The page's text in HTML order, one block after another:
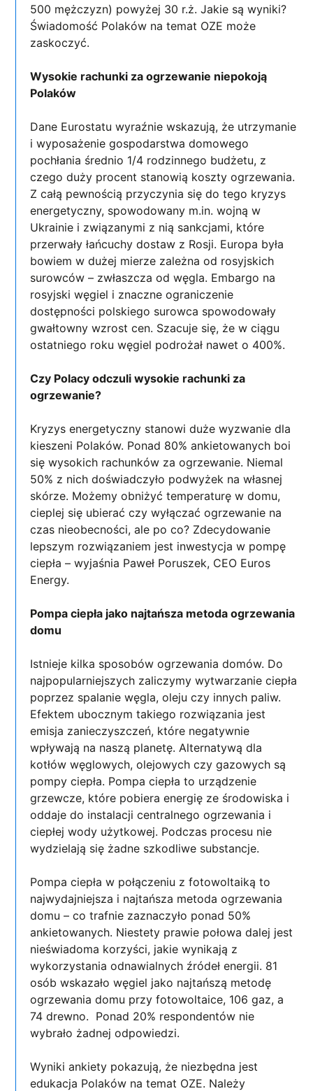
500 mężczyzn) powyżej 30 r.ż. Jakie są wyniki?
Świadomość Polaków na temat OZE może
zaskoczyć.
Wysokie rachunki za ogrzewanie niepokoją
Polaków
Dane Eurostatu wyraźnie wskazują, że utrzymanie
i wyposażenie gospodarstwa domowego
pochłania średnio 1/4 rodzinnego budżetu, z
czego duży procent stanowią koszty ogrzewania.
Z całą pewnością przyczynia się do tego kryzys
energetyczny, spowodowany m.in. wojną w
Ukrainie i związanymi z nią sankcjami, które
przerwały łańcuchy dostaw z Rosji. Europa była
bowiem w dużej mierze zależna od rosyjskich
surowców – zwłaszcza od węgla. Embargo na
rosyjski węgiel i znaczne ograniczenie
dostępności polskiego surowca spowodowały
gwałtowny wzrost cen. Szacuje się, że w ciągu
ostatniego roku węgiel podrożał nawet o 400%.
Czy Polacy odczuli wysokie rachunki za
ogrzewanie?
Kryzys energetyczny stanowi duże wyzwanie dla
kieszeni Polaków. Ponad 80% ankietowanych boi
się wysokich rachunków za ogrzewanie. Niemal
50% z nich doświadczyło podwyżek na własnej
skórze. Możemy obniżyć temperaturę w domu,
cieplej się ubierać czy wyłączać ogrzewanie na
czas nieobecności, ale po co? Zdecydowanie
lepszym rozwiązaniem jest inwestycja w pompę
ciepła – wyjaśnia Paweł Poruszek, CEO Euros
Energy.
Pompa ciepła jako najtańsza metoda ogrzewania
domu
Istnieje kilka sposobów ogrzewania domów. Do
najpopularniejszych zaliczymy wytwarzanie ciepła
poprzez spalanie węgla, oleju czy innych paliw.
Efektem ubocznym takiego rozwiązania jest
emisja zanieczyszczeń, które negatywnie
wpływają na naszą planetę. Alternatywą dla
kotłów węglowych, olejowych czy gazowych są
pompy ciepła. Pompa ciepła to urządzenie
grzewcze, które pobiera energię ze środowiska i
oddaje do instalacji centralnego ogrzewania i
ciepłej wody użytkowej. Podczas procesu nie
wydzielają się żadne szkodliwe substancje.
Pompa ciepła w połączeniu z fotowoltaiką to
najwydajniejsza i najtańsza metoda ogrzewania
domu – co trafnie zaznaczyło ponad 50%
ankietowanych. Niestety prawie połowa dalej jest
nieświadoma korzyści, jakie wynikają z
wykorzystania odnawialnych źródeł energii. 81
osób wskazało węgiel jako najtańszą metodę
ogrzewania domu przy fotowoltaice, 106 gaz, a
74 drewno. Ponad 20% respondentów nie
wybrało żadnej odpowiedzi.
Wyniki ankiety pokazują, że niezbędna jest
edukacja Polaków na temat OZE. Należy